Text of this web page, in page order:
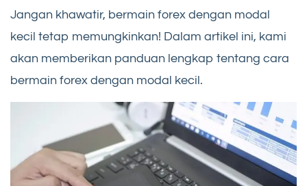
Jangan khawatir, bermain forex dengan modal
kecil tetap memungkinkan! Dalam artikel ini, kami
akan memberikan panduan lengkap tentang cara
bermain forex dengan modal kecil.